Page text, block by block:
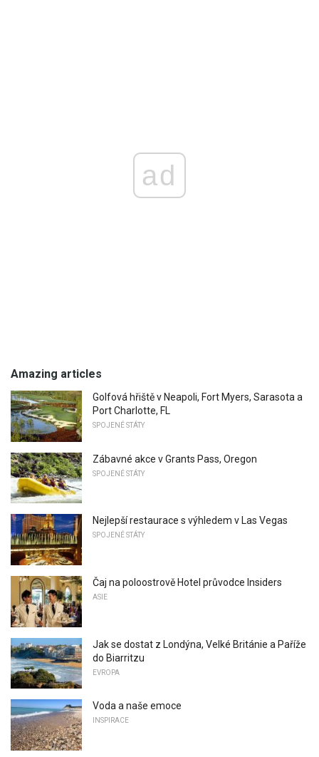
ad
Amazing articles
Golfová hřiště v Neapoli, Fort Myers, Sarasota a
Port Charlotte, FL
SPOJENÉ STÁTY
Zábavné akce v Grants Pass, Oregon
SPOJENÉ STÁTY
Nejlepší restaurace s výhledem v Las Vegas
SPOJENÉ STÁTY
Čaj na poloostrově Hotel průvodce Insiders
ASIE
Jak se dostat z Londýna, Velké Británie a Paříže
do Biarritzu
EVROPA
Voda a naše emoce
INSPIRACE